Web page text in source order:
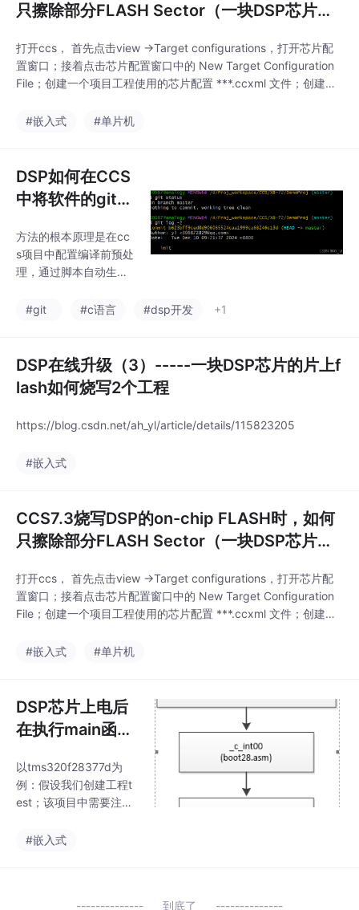
只擦除部分FLASH Sector（一块DSP芯片的
打开ccs， 首先点击view ->Target configurations，打开芯片配
置窗口；接着点击芯片配置窗口中的 New Target Configuration
File；创建一个项目工程使用的芯片配置 ***.ccxml 文件；创建过
片类型；这里我以 TMS320F28377D 为例，选择好之后点击sav
#嵌入式 #单片机
DSP如何在CCS
中将软件的git版
代码中（以283
35为例子）
方法的根本原理是在cc
s项目中配置编译前预处
理，通过脚本自动生成
编译的时候将这些信息
时候就会额外生成git_s
cript.exe和git_node.tx
t,git_time.txt文件。最
候，在.gitignore文件中
为下述的文件都是编译
必须要支持g
#git #c语言 #dsp开发 +1
DSP在线升级（3）-----一块DSP芯片的片上f
lash如何烧写2个工程
https://blog.csdn.net/ah_yl/article/details/115823205
#嵌入式
CCS7.3烧写DSP的on-chip FLASH时，如何
只擦除部分FLASH Sector（一块DSP芯片的
打开ccs， 首先点击view ->Target configurations，打开芯片配
置窗口；接着点击芯片配置窗口中的 New Target Configuration
File；创建一个项目工程使用的芯片配置 ***.ccxml 文件；创建过
片类型；这里我以 TMS320F28377D 为例，选择好之后点击sav
#嵌入式 #单片机
DSP芯片上电后
在执行main函数
以tms320f28377d为
例：假设我们创建工程t
est；该项目中需要注意
1、 main.c文件；2、 D
#嵌入式
到底了